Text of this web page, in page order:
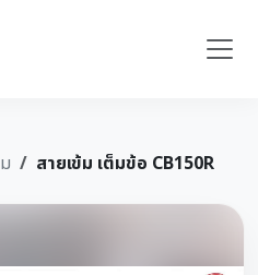
สายเข้ม เต็มข้อ CB150R